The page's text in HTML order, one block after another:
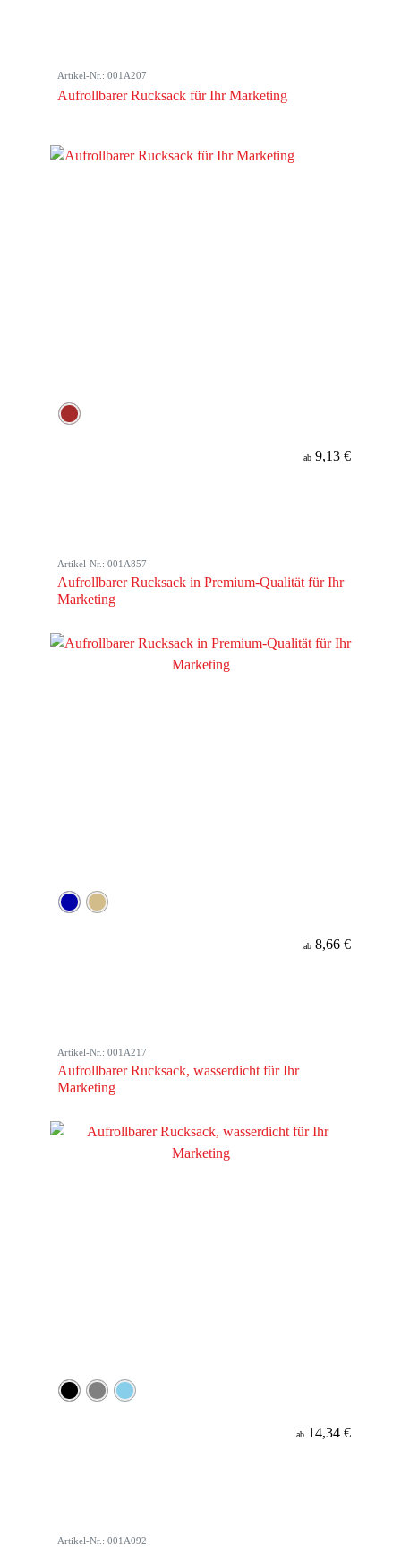
Artikel-Nr.: 001A207
Aufrollbarer Rucksack für Ihr Marketing
ab 9,13 €
Artikel-Nr.: 001A857
Aufrollbarer Rucksack in Premium-Qualität für Ihr
Marketing
ab 8,66 €
Artikel-Nr.: 001A217
Aufrollbarer Rucksack, wasserdicht für Ihr
Marketing
ab 14,34 €
Artikel-Nr.: 001A092